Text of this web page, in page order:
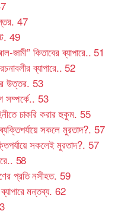
.47
. 49
কিতাবের ব্যাপারে..51
ব্যাপারে..52
উত্তর. 53
সম্পর্কে.. 53
চাকরি করার হুকুম. 55
সকলে মুরতাদ?. 57
সকলেই মুরতাদ?.57
.. 58
প্রতি নসীহত. 59
মন্তব্য.62